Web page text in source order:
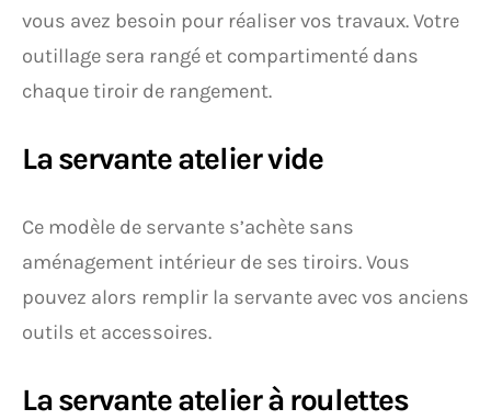
vous avez besoin pour réaliser vos travaux. Votre
outillage sera rangé et compartimenté dans
chaque tiroir de rangement.
La servante atelier vide
Ce modèle de servante s’achète sans
aménagement intérieur de ses tiroirs. Vous
pouvez alors remplir la servante avec vos anciens
outils et accessoires.
La servante atelier à roulettes